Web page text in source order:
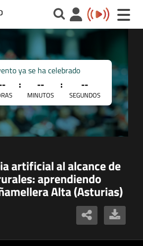
Toggle
ya se ha celebrado
: --
MINUTOS
: --
SEGUNDOS
artificial al alcance de
aprendiendo
Alta (Asturias)